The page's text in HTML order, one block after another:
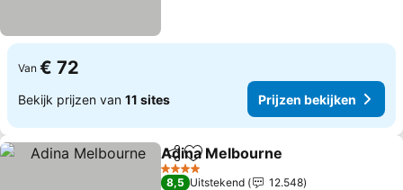
Van € 72
Bekijk prijzen van 11 sites Prijzen bekijken
DelenToevoegen aan favorieten
Adina Melbourne
4 Sterren
8,5 Uitstekend
12.548